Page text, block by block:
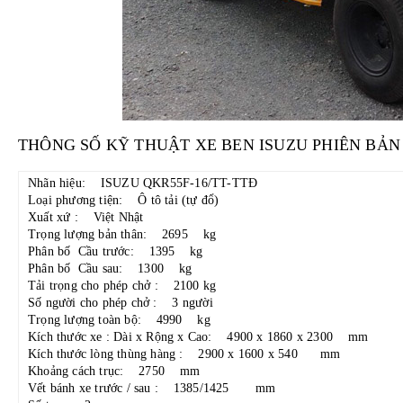
THÔNG SỐ KỸ THUẬT XE BEN ISUZU PHIÊN BẢN
Nhãn hiệu: ISUZU QKR55F-16/TT-TTĐ
Loại phương tiện: Ô tô tải (tự đổ)
Xuất xứ : Việt Nhật
Trọng lượng bản thân: 2695 kg
Phân bố Cầu trước: 1395 kg
Phân bố Cầu sau: 1300 kg
Tải trọng cho phép chở : 2100 kg
Số người cho phép chở : 3 người
Trọng lượng toàn bộ: 4990 kg
Kích thước xe : Dài x Rộng x Cao: 4900 x 1860 x 2300 mm
Kích thước lòng thùng hàng : 2900 x 1600 x 540 mm
Khoảng cách trục: 2750 mm
Vết bánh xe trước / sau : 1385/1425 mm